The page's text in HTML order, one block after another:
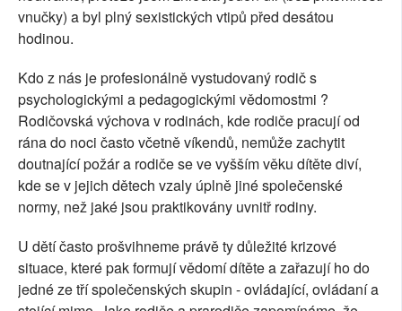
vnučky) a byl plný sexistických vtipů před desátou
hodinou.
Kdo z nás je profesionálně vystudovaný rodič s
psychologickými a pedagogickými vědomostmi ?
Rodičovská výchova v rodinách, kde rodiče pracují od
rána do noci často včetně víkendů, nemůže zachytit
doutnající požár a rodiče se ve vyšším věku dítěte diví,
kde se v jejich dětech vzaly úplně jiné společenské
normy, než jaké jsou praktikovány uvnitř rodiny.
U dětí často prošvihneme právě ty důležité krizové
situace, které pak formují vědomí dítěte a zařazují ho do
jedné ze tří společenských skupin - ovládající, ovládaní a